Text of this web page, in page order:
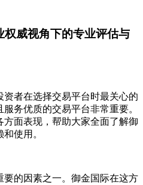
威视角下的专业评估与
资者在选择交易平台时最关心的
务优质的交易平台非常重要。
面表现，帮助大家全面了解御
使用。
的因素之一。御金国际在这方